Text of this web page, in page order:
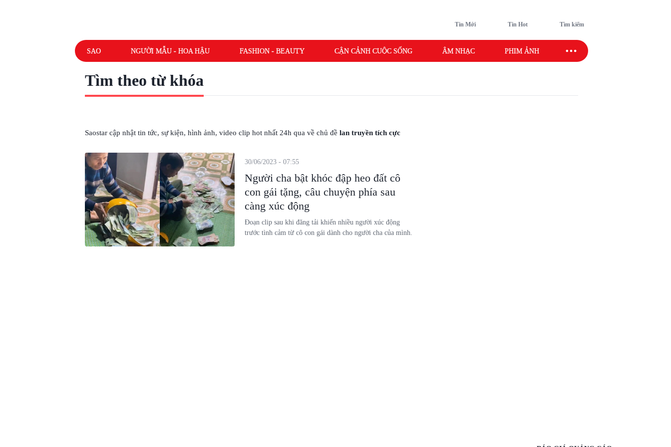
Tin Mới Tin Hot Tìm kiếm
SAO NGƯỜI MẪU - HOA HẬU FASHION - BEAUTY CẬN CẢNH CUỘC SỐNG ÂM NHẠC PHIM ẢNH SAO SPORT
Tìm theo từ khóa
Saostar cập nhật tin tức, sự kiện, hình ảnh, video clip hot nhất 24h qua về chủ đề lan truyền tích cực
Người cha bật khóc đập heo đất cô
con gái tặng, câu chuyện phía sau
càng xúc động
30/06/2023 - 07:55
Đoạn clip sau khi đăng tải khiến nhiều người xúc động
trước tình cảm từ cô con gái dành cho người cha của mình.